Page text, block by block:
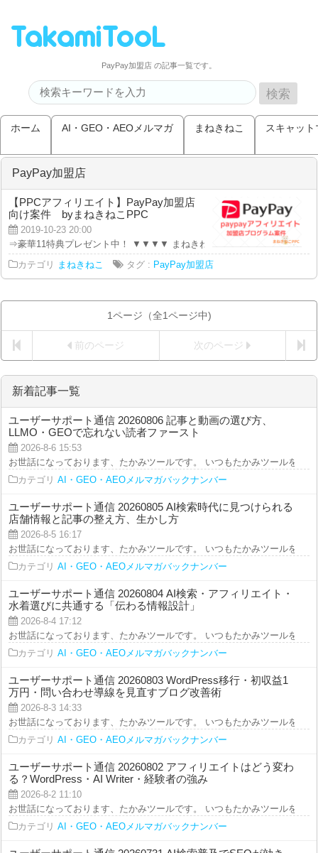
PayPay加盟店 の記事一覧です。
ホーム AI・GEO・AEOメルマガ まねきねこ スキャット
PayPay加盟店
【PPCアフィリエイト】PayPay加盟店
向け案件 byまねきねこPPC
2019-10-23 20:00
⇒豪華11特典プレゼント中！ ▼▼▼▼ まねきねこチャンネルです！ 本日
カテゴリ まねきねこ タグ : PayPay加盟店
1ページ（全1ページ中)
前のページ 次のページ
新着記事一覧
ユーザーサポート通信 20260806 記事と動画の選び方、
LLMO・GEOで忘れない読者ファースト
2026-8-6 15:53
お世話になっております、たかみツールです。 いつもたかみツールをご
カテゴリ AI・GEO・AEOメルマガバックナンバー
ユーザーサポート通信 20260805 AI検索時代に見つけられる
店舗情報と記事の整え方、生かし方
2026-8-5 16:17
お世話になっております、たかみツールです。 いつもたかみツールをご
カテゴリ AI・GEO・AEOメルマガバックナンバー
ユーザーサポート通信 20260804 AI検索・アフィリエイト・
水着選びに共通する「伝わる情報設計」
2026-8-4 17:12
お世話になっております、たかみツールです。 いつもたかみツールをご
カテゴリ AI・GEO・AEOメルマガバックナンバー
ユーザーサポート通信 20260803 WordPress移行・初収益1
万円・問い合わせ導線を見直すブログ改善術
2026-8-3 14:33
お世話になっております、たかみツールです。 いつもたかみツールをご
カテゴリ AI・GEO・AEOメルマガバックナンバー
ユーザーサポート通信 20260802 アフィリエイトはどう変わ
る？WordPress・AI Writer・経験者の強み
2026-8-2 11:10
お世話になっております、たかみツールです。 いつもたかみツールをご
カテゴリ AI・GEO・AEOメルマガバックナンバー